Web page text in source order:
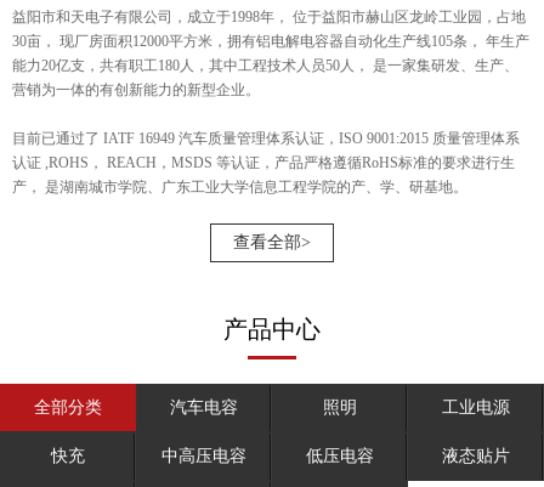
益阳市和天电子有限公司，成立于1998年， 位于益阳市赫山区龙岭工业园，占地
30亩， 现厂房面积12000平方米，拥有铝电解电容器自动化生产线105条， 年生产
能力20亿支，共有职工180人，其中工程技术人员50人， 是一家集研发、生产、
营销为一体的有创新能力的新型企业。
目前已通过了 IATF 16949 汽车质量管理体系认证，ISO 9001:2015 质量管理体系
认证 ,ROHS， REACH，MSDS 等认证，产品严格遵循RoHS标准的要求进行生
产， 是湖南城市学院、广东工业大学信息工程学院的产、学、研基地。
查看全部>
产品中心
全部分类 汽车电容 照明 工业电源
快充 中高压电容 低压电容 液态贴片